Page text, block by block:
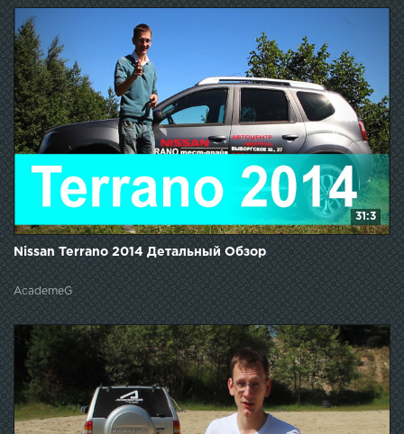
31:3
Nissan Terrano 2014 Детальный Обзор
AcademeG